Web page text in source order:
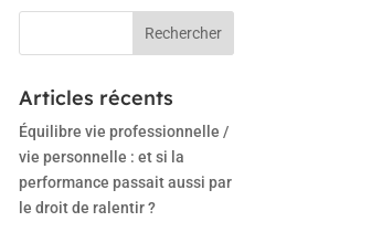
Articles récents
Équilibre vie professionnelle /
vie personnelle : et si la
performance passait aussi par
le droit de ralentir ?